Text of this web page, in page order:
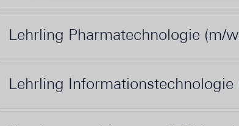
Lehrling Pharmatechnologie (m/
Lehrling Informationstechnologie